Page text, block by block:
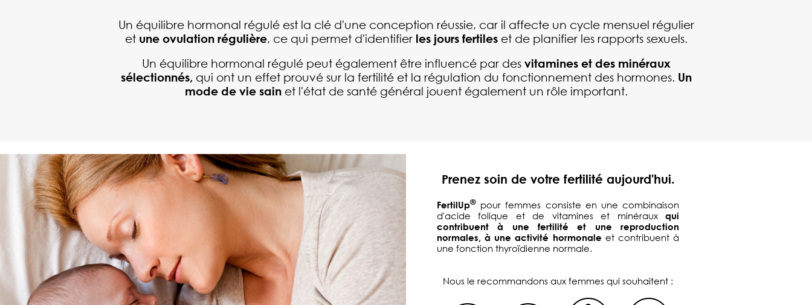
Un équilibre hormonal régulé est la clé d'une conception réussie, car il affecte un cycle mensuel régulier
et une ovulationrégulière, ce qui permet d'identifier les jours fertileset de planifier les rapports sexuels.
Un équilibre hormonal régulé peut également être influencé par des vitamines et des minéraux
sélectionnés, qui ont un effet prouvé sur la fertilité et la régulation du fonctionnement des hormones. Un
mode de vie sain et l'état de santé général jouent également un rôle important.
Prenez soin de votre fertilité aujourd'hui.
FertilUp® pour femmes consiste en une combinaison
d'acide folique et de vitamines et minéraux qui
contribuent à une fertilité et une reproduction
normales, à une activité hormonale et contribuent à
une fonction thyroïdienne normale.
Nous le recommandons aux femmes qui souhaitent :